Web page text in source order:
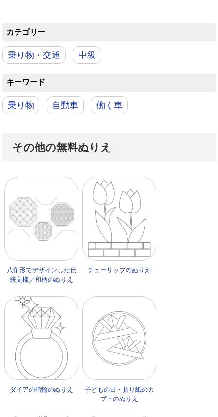
カテゴリー
乗り物・交通 中級
キーワード
乗り物 自動車 働く車
その他の無料ぬりえ
八角形でデザインした伝
統文様／和柄のぬりえ
チューリップのぬりえ
ダイアの指輪のぬりえ
子どもの日・折り紙のカ
ブトのぬりえ